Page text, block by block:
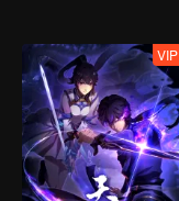
VIP